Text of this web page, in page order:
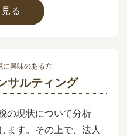
る
に興味のある方
サルティング
の現状について分析
ます。その上で、法人